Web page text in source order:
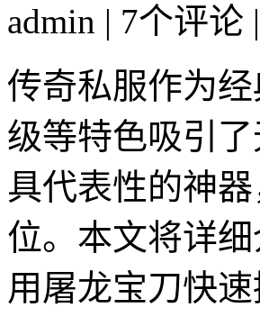
admin | 7个评论 |
传奇私服作为
级等特色吸引
具代表性的神
位。本文将详
用屠龙宝刀快